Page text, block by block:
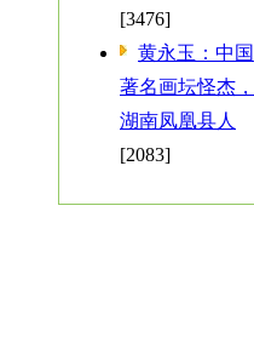
[3476]
黄永玉：中国
著名画坛怪杰，
湖南凤凰县人
[2083]